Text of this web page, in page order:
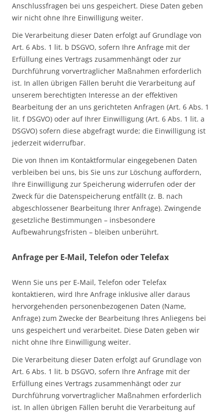
Anschlussfragen bei uns gespeichert. Diese Daten geben
wir nicht ohne Ihre Einwilligung weiter.
Die Verarbeitung dieser Daten erfolgt auf Grundlage von
Art. 6 Abs. 1 lit. b DSGVO, sofern Ihre Anfrage mit der
Erfüllung eines Vertrags zusammenhängt oder zur
Durchführung vorvertraglicher Maßnahmen erforderlich
ist. In allen übrigen Fällen beruht die Verarbeitung auf
unserem berechtigten Interesse an der effektiven
Bearbeitung der an uns gerichteten Anfragen (Art. 6 Abs. 1
lit. f DSGVO) oder auf Ihrer Einwilligung (Art. 6 Abs. 1 lit. a
DSGVO) sofern diese abgefragt wurde; die Einwilligung ist
jederzeit widerrufbar.
Die von Ihnen im Kontaktformular eingegebenen Daten
verbleiben bei uns, bis Sie uns zur Löschung auffordern,
Ihre Einwilligung zur Speicherung widerrufen oder der
Zweck für die Datenspeicherung entfällt (z. B. nach
abgeschlossener Bearbeitung Ihrer Anfrage). Zwingende
gesetzliche Bestimmungen – insbesondere
Aufbewahrungsfristen – bleiben unberührt.
Anfrage per E-Mail, Telefon oder Telefax
Wenn Sie uns per E-Mail, Telefon oder Telefax
kontaktieren, wird Ihre Anfrage inklusive aller daraus
hervorgehenden personenbezogenen Daten (Name,
Anfrage) zum Zwecke der Bearbeitung Ihres Anliegens bei
uns gespeichert und verarbeitet. Diese Daten geben wir
nicht ohne Ihre Einwilligung weiter.
Die Verarbeitung dieser Daten erfolgt auf Grundlage von
Art. 6 Abs. 1 lit. b DSGVO, sofern Ihre Anfrage mit der
Erfüllung eines Vertrags zusammenhängt oder zur
Durchführung vorvertraglicher Maßnahmen erforderlich
ist. In allen übrigen Fällen beruht die Verarbeitung auf